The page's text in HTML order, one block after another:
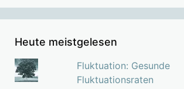
Heute meistgelesen
Fluktuation: Gesunde
Fluktuationsraten